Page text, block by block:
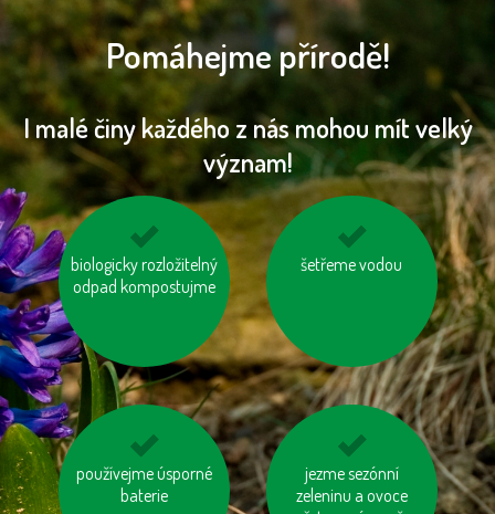
Pomáhejme přírodě!
I malé činy každého z nás mohou mít velký
význam!
biologicky rozložitelný
odpad kompostujme
jezme naše ryby šetřeme vodou
nevytvářejme
používejme úsporné
baterie
mějme u auta
správně nafouknutá
jezme sezónní
zeleninu a ovoce
tiskněme na
recyklovaný papír